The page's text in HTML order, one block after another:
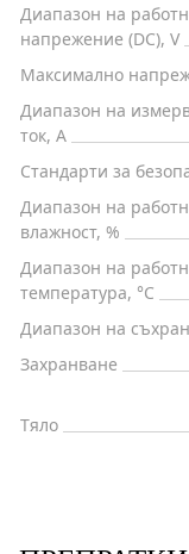
Диапазон на
напрежение (DC), V
Максимално
Диапазон на
ток, A
Стандарти за
Диапазон на
влажност, %
Диапазон на
температура, °C
Диапазон на
Захранване
Тяло